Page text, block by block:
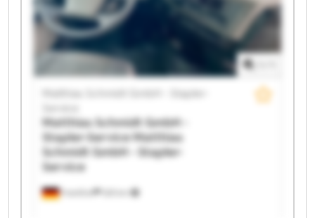
GmbH - Stapler-Service Matthias Schmidt GmbH -
Stapler-Service Matthias Schmidt GmbH - Stapler-
Service Matthias Schmidt GmbH - Stapler-Service
Matthias Schmidt GmbH - Stapler-Service Matthias
Schmidt GmbH - Stapler-Service
Frankfurt
Matthias Schmidt GmbH - Stapler-
Matthias Schmidt GmbH -
Stapler-ServiceMatthias
Schmidt GmbH - Stapler-
Service